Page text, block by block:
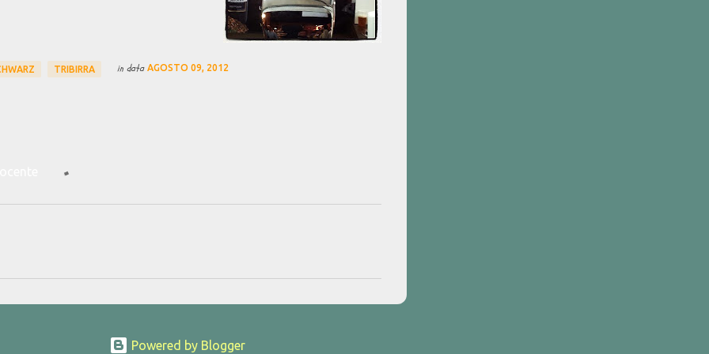
TRIBIRRA in data AGOSTO 09, 2012
Powered by Blogger